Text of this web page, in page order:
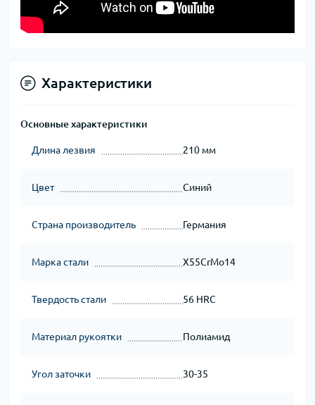
Характеристики
Основные характеристики
Длина лезвия 210 мм
Цвет Синий
Страна производитель Германия
Марка стали X55CrMo14
Твердость стали 56 HRC
Материал рукоятки Полиамид
Угол заточки 30-35